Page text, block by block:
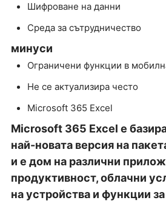
Шифроване на данни
Среда за сътрудничество
минуси
Ограничени функции в
Не се актуализира често
Microsoft 365 Excel
Microsoft 365 Excel е
най-новата версия на
и е дом на различни
продуктивност, облачни
на устройства и функции